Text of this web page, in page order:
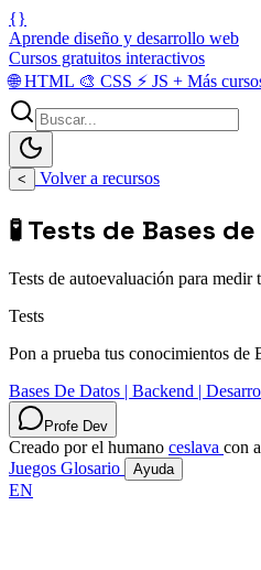
{}
Aprende diseño y desarrollo web
Cursos gratuitos interactivos
🌐HTML 🎨 CSS ⚡ JS + Más
< Volver a recursos
🧪 Tests de Bases
Tests de autoevaluación para medir
Tests
Pon a prueba tus conocimientos de
Bases De Datos | Backend |
Profe Dev
Creado por el humano ceslava con
Juegos Glosario Ayuda
EN